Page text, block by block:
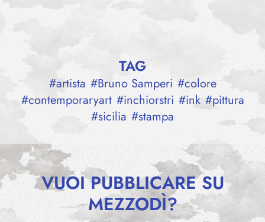
TAG
#artista #Bruno Samperi #colore
#contemporaryart #inchiorstri #ink #pittura
#sicilia #stampa
VUOI PUBBLICARE SU
MEZZODÌ?
FEBEA – SERIE PHOIBÊ N° 1